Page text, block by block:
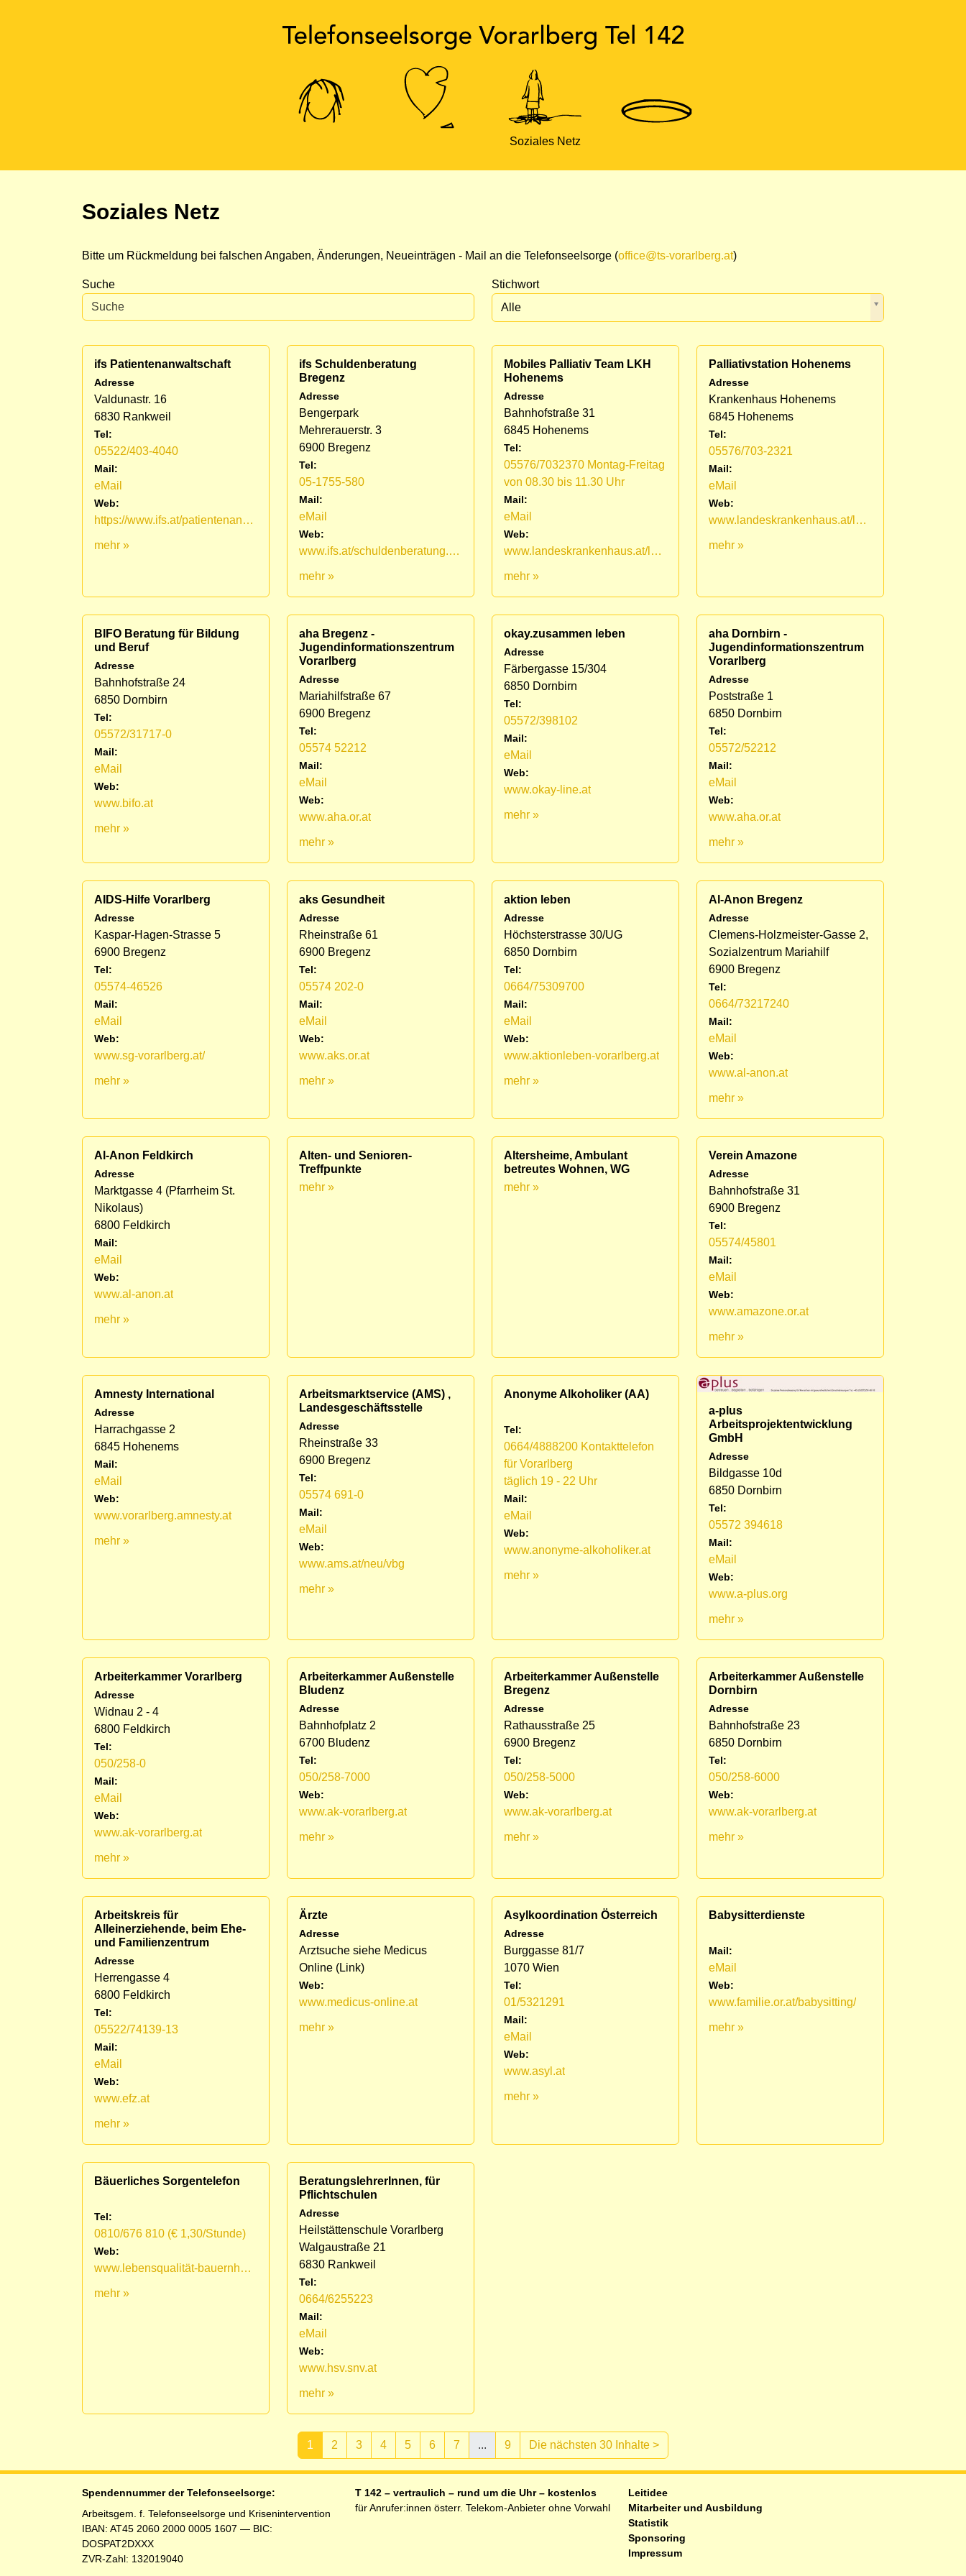
Soziales Netz
Soziales Netz
Bitte um Rückmeldung bei falschen Angaben, Änderungen, Neueinträgen - Mail an die Telefonseelsorge (office@ts-vorarlberg.at)
Suche
Stichwort
Alle
ifs Patientenanwaltschaft
Adresse
Valdunastr. 16
6830 Rankweil
Tel:
05522/403-4040
Mail:
eMail
Web:
https://www.ifs.at/patientenanwaltschaft.html
mehr »
ifs Schuldenberatung
Bregenz
Adresse
Bengerpark
Mehrerauerstr. 3
6900 Bregenz
Tel:
05-1755-580
Mail:
eMail
Web:
www.ifs.at/schuldenberatung.html
mehr »
Mobiles Palliativ Team LKH
Hohenems
Adresse
Bahnhofstraße 31
6845 Hohenems
Tel:
05576/7032370 Montag-Freitag
von 08.30 bis 11.30 Uhr
Mail:
eMail
Web:
www.landeskrankenhaus.at/leistungsangebot/fuer-patienten/medizinische-fachbereiche/lkh-hohenems/palliativstation/mobiles-palliativteam-vorarlberg
mehr »
Palliativstation Hohenems
Adresse
Krankenhaus Hohenems
6845 Hohenems
Tel:
05576/703-2321
Mail:
eMail
Web:
www.landeskrankenhaus.at/leistungsangebot/fuer-patienten/medizinische-fachbereiche/lkh-hohenems/palliativstation
mehr »
BIFO Beratung für Bildung
und Beruf
Adresse
Bahnhofstraße 24
6850 Dornbirn
Tel:
05572/31717-0
Mail:
eMail
Web:
www.bifo.at
mehr »
aha Bregenz -
Jugendinformationszentrum
Vorarlberg
Adresse
Mariahilfstraße 67
6900 Bregenz
Tel:
05574 52212
Mail:
eMail
Web:
www.aha.or.at
mehr »
okay.zusammen leben
Adresse
Färbergasse 15/304
6850 Dornbirn
Tel:
05572/398102
Mail:
eMail
Web:
www.okay-line.at
mehr »
aha Dornbirn -
Jugendinformationszentrum
Vorarlberg
Adresse
Poststraße 1
6850 Dornbirn
Tel:
05572/52212
Mail:
eMail
Web:
www.aha.or.at
mehr »
AIDS-Hilfe Vorarlberg
Adresse
Kaspar-Hagen-Strasse 5
6900 Bregenz
Tel:
05574-46526
Mail:
eMail
Web:
www.sg-vorarlberg.at/
mehr »
aks Gesundheit
Adresse
Rheinstraße 61
6900 Bregenz
Tel:
05574 202-0
Mail:
eMail
Web:
www.aks.or.at
mehr »
aktion leben
Adresse
Höchsterstrasse 30/UG
6850 Dornbirn
Tel:
0664/75309700
Mail:
eMail
Web:
www.aktionleben-vorarlberg.at
mehr »
Al-Anon Bregenz
Adresse
Clemens-Holzmeister-Gasse 2,
Sozialzentrum Mariahilf
6900 Bregenz
Tel:
0664/73217240
Mail:
eMail
Web:
www.al-anon.at
mehr »
Al-Anon Feldkirch
Adresse
Marktgasse 4 (Pfarrheim St.
Nikolaus)
6800 Feldkirch
Mail:
eMail
Web:
www.al-anon.at
mehr »
Alten- und Senioren-
Treffpunkte
mehr »
Altersheime, Ambulant
betreutes Wohnen, WG
mehr »
Verein Amazone
Adresse
Bahnhofstraße 31
6900 Bregenz
Tel:
05574/45801
Mail:
eMail
Web:
www.amazone.or.at
mehr »
Amnesty International
Adresse
Harrachgasse 2
6845 Hohenems
Mail:
eMail
Web:
www.vorarlberg.amnesty.at
mehr »
Arbeitsmarktservice (AMS) ,
Landesgeschäftsstelle
Adresse
Rheinstraße 33
6900 Bregenz
Tel:
05574 691-0
Mail:
eMail
Web:
www.ams.at/neu/vbg
mehr »
Anonyme Alkoholiker (AA)
Tel:
0664/4888200 Kontakttelefon
für Vorarlberg
täglich 19 - 22 Uhr
Mail:
eMail
Web:
www.anonyme-alkoholiker.at
mehr »
a-plus
Arbeitsprojektentwicklung
GmbH
Adresse
Bildgasse 10d
6850 Dornbirn
Tel:
05572 394618
Mail:
eMail
Web:
www.a-plus.org
mehr »
Arbeiterkammer Vorarlberg
Adresse
Widnau 2 - 4
6800 Feldkirch
Tel:
050/258-0
Mail:
eMail
Web:
www.ak-vorarlberg.at
mehr »
Arbeiterkammer Außenstelle
Bludenz
Adresse
Bahnhofplatz 2
6700 Bludenz
Tel:
050/258-7000
Web:
www.ak-vorarlberg.at
mehr »
Arbeiterkammer Außenstelle
Bregenz
Adresse
Rathausstraße 25
6900 Bregenz
Tel:
050/258-5000
Web:
www.ak-vorarlberg.at
mehr »
Arbeiterkammer Außenstelle
Dornbirn
Adresse
Bahnhofstraße 23
6850 Dornbirn
Tel:
050/258-6000
Web:
www.ak-vorarlberg.at
mehr »
Arbeitskreis für
Alleinerziehende, beim Ehe-
und Familienzentrum
Adresse
Herrengasse 4
6800 Feldkirch
Tel:
05522/74139-13
Mail:
eMail
Web:
www.efz.at
mehr »
Ärzte
Adresse
Arztsuche siehe Medicus
Online (Link)
Web:
www.medicus-online.at
mehr »
Asylkoordination Österreich
Adresse
Burggasse 81/7
1070 Wien
Tel:
01/5321291
Mail:
eMail
Web:
www.asyl.at
mehr »
Babysitterdienste
Mail:
eMail
Web:
www.familie.or.at/babysitting/
mehr »
Bäuerliches Sorgentelefon
Tel:
0810/676 810 (€ 1,30/Stunde)
Web:
www.lebensqualität-bauernhof.at
mehr »
BeratungslehrerInnen, für
Pflichtschulen
Adresse
Heilstättenschule Vorarlberg
Walgaustraße 21
6830 Rankweil
Tel:
0664/6255223
Mail:
eMail
Web:
www.hsv.snv.at
mehr »
1
2 3 4 5 6 7 ... 9 Die nächsten 30 Inhalte >
Spendennummer der Telefonseelsorge:
Arbeitsgem. f. Telefonseelsorge und Krisenintervention
IBAN: AT45 2060 2000 0005 1607 — BIC:
DOSPAT2DXXX
ZVR-Zahl: 132019040
T 142 – vertraulich – rund um die Uhr – kostenlos
für Anrufer:innen österr. Telekom-Anbieter ohne Vorwahl
Leitidee
Mitarbeiter und Ausbildung
Statistik
Sponsoring
Impressum